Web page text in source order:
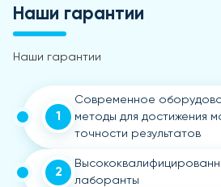
Наши гарантии
Наши гарантии
1
Современное
методы для достижения
точности результатов
2
лаборанты